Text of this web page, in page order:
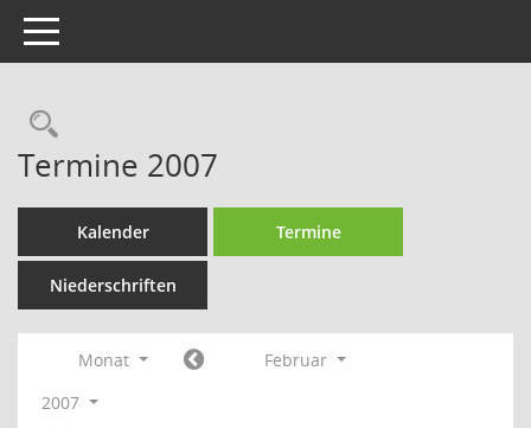
Toggle navigation
Rechercheauswahl
Termine 2007
Kalender Termine
Niederschriften
Monat
Februar
2007